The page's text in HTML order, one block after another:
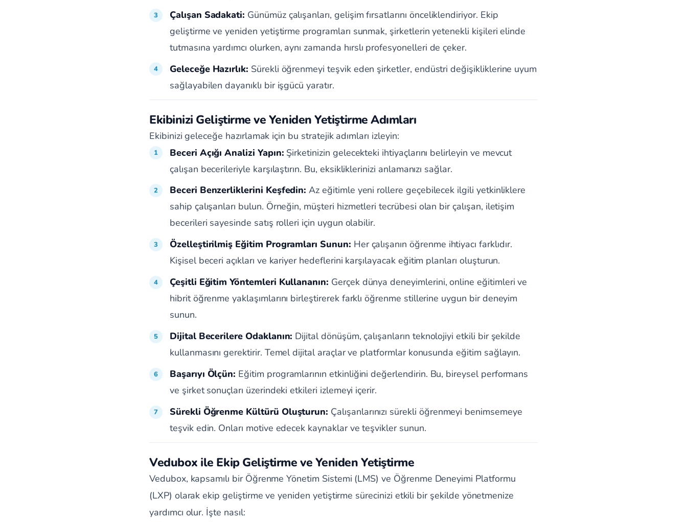
Çalışan Sadakati: Günümüz çalışanları, gelişim fırsatlarını önceliklendiriyor. Ekip
geliştirme ve yeniden yetiştirme programları sunmak, şirketlerin yetenekli kişileri elinde
tutmasına yardımcı olurken, aynı zamanda hırslı profesyonelleri de çeker.
Geleceğe Hazırlık: Sürekli öğrenmeyi teşvik eden şirketler, endüstri değişikliklerine uyum
sağlayabilen dayanıklı bir işgücü yaratır.
Ekibinizi Geliştirme ve Yeniden Yetiştirme Adımları
Ekibinizi geleceğe hazırlamak için bu stratejik adımları izleyin:
Beceri Açığı Analizi Yapın: Şirketinizin gelecekteki ihtiyaçlarını belirleyin ve mevcut
çalışan becerileriyle karşılaştırın. Bu, eksikliklerinizi anlamanızı sağlar.
Beceri Benzerliklerini Keşfedin: Az eğitimle yeni rollere geçebilecek ilgili yetkinliklere
sahip çalışanları bulun. Örneğin, müşteri hizmetleri tecrübesi olan bir çalışan, iletişim
becerileri sayesinde satış rolleri için uygun olabilir.
Özelleştirilmiş Eğitim Programları Sunun: Her çalışanın öğrenme ihtiyacı farklıdır.
Kişisel beceri açıkları ve kariyer hedeflerini karşılayacak eğitim planları oluşturun.
Çeşitli Eğitim Yöntemleri Kullananın: Gerçek dünya deneyimlerini, online eğitimleri ve
hibrit öğrenme yaklaşımlarını birleştirerek farklı öğrenme stillerine uygun bir deneyim
sunun.
Dijital Becerilere Odaklanın: Dijital dönüşüm, çalışanların teknolojiyi etkili bir şekilde
kullanmasını gerektirir. Temel dijital araçlar ve platformlar konusunda eğitim sağlayın.
Başarıyı Ölçün: Eğitim programlarının etkinliğini değerlendirin. Bu, bireysel performans
ve şirket sonuçları üzerindeki etkileri izlemeyi içerir.
Sürekli Öğrenme Kültürü Oluşturun: Çalışanlarınızı sürekli öğrenmeyi benimsemeye
teşvik edin. Onları motive edecek kaynaklar ve teşvikler sunun.
Vedubox ile Ekip Geliştirme ve Yeniden Yetiştirme
Vedubox, kapsamılı bir Öğrenme Yönetim Sistemi (LMS) ve Öğrenme Deneyimi Platformu
(LXP) olarak ekip geliştirme ve yeniden yetiştirme sürecinizi etkili bir şekilde yönetmenize
yardımcı olur. İşte nasıl: